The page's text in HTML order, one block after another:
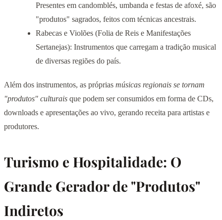
Presentes em candomblés, umbanda e festas de afoxé, são
"produtos" sagrados, feitos com técnicas ancestrais.
Rabecas e Violões (Folia de Reis e Manifestações
Sertanejas): Instrumentos que carregam a tradição musical
de diversas regiões do país.
Além dos instrumentos, as próprias músicas regionais se tornam
"produtos" culturais que podem ser consumidos em forma de CDs,
downloads e apresentações ao vivo, gerando receita para artistas e
produtores.
Turismo e Hospitalidade: O
Grande Gerador de "Produtos"
Indiretos